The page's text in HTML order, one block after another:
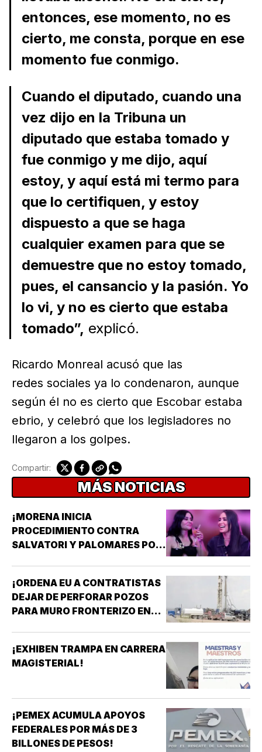
entonces, ese momento, no es
cierto, me consta, porque en ese
momento fue conmigo.
Cuando el diputado, cuando una
vez dijo en la Tribuna un
diputado que estaba tomado y
fue conmigo y me dijo, aquí
estoy, y aquí está mi termo para
que lo certifiquen, y estoy
dispuesto a que se haga
cualquier examen para que se
demuestre que no estoy tomado,
pues, el cansancio y la pasión. Yo
lo vi, y no es cierto que estaba
tomado”, explicó.
Ricardo Monreal acusó que las
redes sociales ya lo condenaron, aunque
según él no es cierto que Escobar estaba
ebrio, y celebró que los legisladores no
llegaron a los golpes.
Compartir:
MÁS NOTICIAS
¡MORENA INICIA
PROCEDIMIENTO CONTRA
SALVATORI Y PALOMARES POR
¡ORDENA EU A CONTRATISTAS
DEJAR DE PERFORAR POZOS
PARA MURO FRONTERIZO EN
¡EXHIBEN TRAMPA EN CARRERA
MAGISTERIAL!
¡PEMEX ACUMULA APOYOS
FEDERALES POR MÁS DE 3
BILLONES DE PESOS!